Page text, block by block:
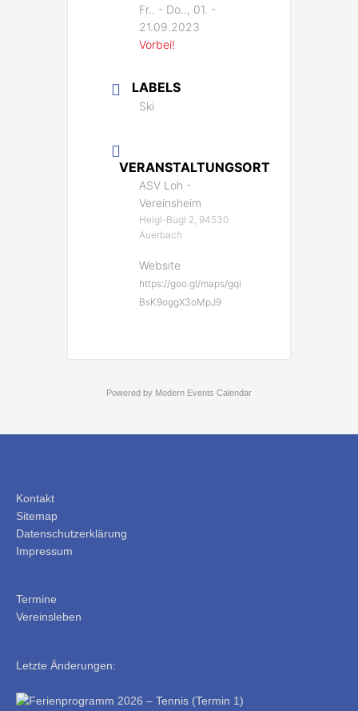
Fr.. - Do.., 01. -
21.09.2023
Vorbei!
LABELS
Ski
VERANSTALTUNGSORT
ASV Loh -
Vereinsheim
Heigl-Bugl 2, 94530
Auerbach
Website
https://goo.gl/maps/gqi
BsK9oggX3oMpJ9
Powered by Modern Events Calendar
Kontakt
Sitemap
Datenschutzerklärung
Impressum
Termine
Vereinsleben
Letzte Änderungen: